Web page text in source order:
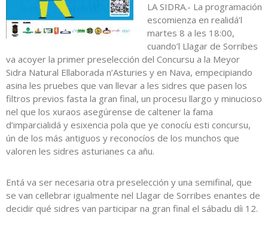
LA SIDRA.- La programación
escomienza en realidá’l
martes 8 a les 18:00,
cuando’l Llagar de Sorribes
va acoyer la primer preselección del Concursu a la Meyor
Sidra Natural Ellaborada n’Asturies y en Nava, empecipiando
asina les pruebes que van llevar a les sidres que pasen los
filtros previos fasta la gran final, un procesu llargo y minucioso
nel que los xuraos asegúrense de caltener la fama
d’imparcialidá y esixencia pola que ye conocíu esti concursu,
ún de los más antiguos y reconocíos de los munchos que
valoren les sidres asturianes ca añu.
Entá va ser necesaria otra preselección y una semifinal, que
se van cellebrar igualmente nel Llagar de Sorribes enantes de
decidir qué sidres van participar na gran final el sábadu díi 12.